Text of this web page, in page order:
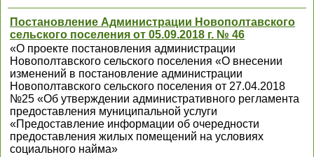
Постановление Администрации Новополтавского
сельского поселения от 05.09.2018 г. № 46
«О проекте постановления администрации
Новополтавского сельского поселения «О внесении
изменений в постановление администрации
Новополтавского сельского поселения от 27.04.2018
№25 «Об утверждении административного регламента
предоставления муниципальной услуги
«Предоставление информации об очередности
предоставления жилых помещений на условиях
социального найма»